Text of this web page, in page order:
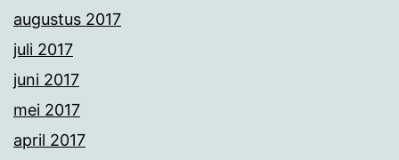
augustus 2017
juli 2017
juni 2017
mei 2017
april 2017